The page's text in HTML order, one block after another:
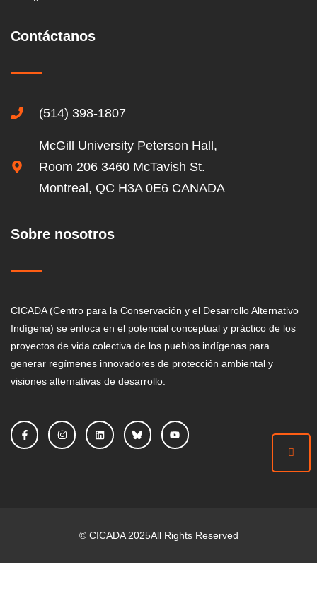
Contáctanos
(514) 398-1807
McGill University Peterson Hall,
Room 206 3460 McTavish St.
Montreal, QC H3A 0E6 CANADA
Sobre nosotros
CICADA (Centro para la Conservación y el Desarrollo Alternativo
Indígena) se enfoca en el potencial conceptual y práctico de los
proyectos de vida colectiva de los pueblos indígenas para
generar regímenes innovadores de protección ambiental y
visiones alternativas de desarrollo.
© CICADA2025All Rights Reserved